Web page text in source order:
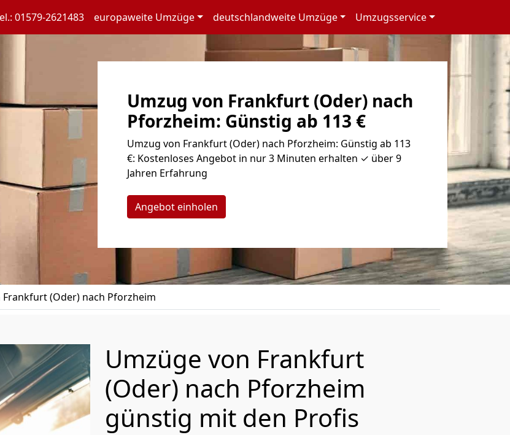
01579-2621483 europaweite Umzüge deutschlandweite Umzüge Umzugsservice
Umzug von Frankfurt (Oder) nach
Pforzheim: Günstig ab 113 €
Umzug von Frankfurt (Oder) nach Pforzheim: Günstig ab 113
€: Kostenloses Angebot in nur 3 Minuten erhalten ✓ über 9
Jahren Erfahrung
Angebot einholen
Frankfurt (Oder) nach Pforzheim
Umzüge von Frankfurt
(Oder) nach Pforzheim
günstig mit den Profis